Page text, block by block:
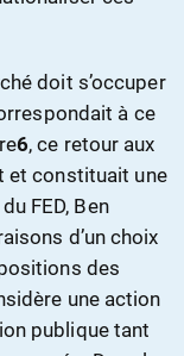
doit s’occuper
à ce
6, ce retour aux
et constituait une
FED, Ben
d’un choix
des
une action
publique tant